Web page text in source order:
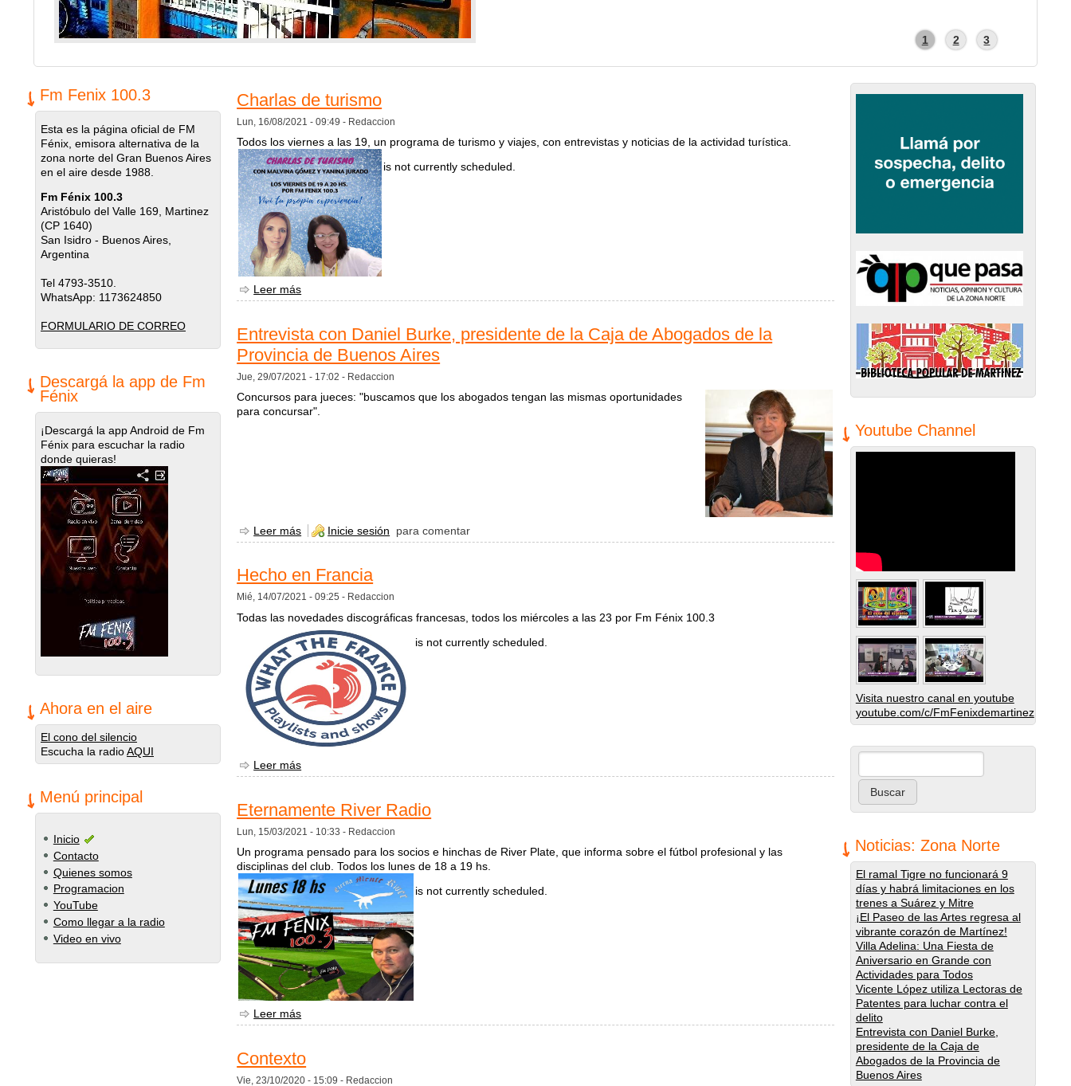
1 2 3
Fm Fenix 100.3
Esta es la página oficial de FM
Fénix, emisora alternativa de la
zona norte del Gran Buenos Aires
en el aire desde 1988.
Fm Fénix 100.3
Aristóbulo del Valle 169, Martinez
(CP 1640)
San Isidro - Buenos Aires,
Argentina
Tel 4793-3510.
WhatsApp: 1173624850
FORMULARIO DE CORREO
Descargá la app de Fm
Fénix
¡Descargá la app Android de Fm
Fénix para escuchar la radio
donde quieras!
Ahora en el aire
El cono del silencio
Escucha la radioAQUI
Menú principal
Inicio
Contacto
Quienes somos
Programacion
YouTube
Como llegar a la radio
Video en vivo
Charlas de turismo
Lun, 16/08/2021 - 09:49 - Redaccion
Todos los viernes a las 19, un programa de turismo y viajes, con entrevistas y noticias de la actividad turística.
is not currently scheduled.
Leer más
Entrevista con Daniel Burke, presidente de la Caja de Abogados de la
Provincia de Buenos Aires
Jue, 29/07/2021 - 17:02 - Redaccion
Concursos para jueces: "buscamos que los abogados tengan las mismas oportunidades
para concursar".
Leer más sobre Entrevista con Daniel Burke, presidente de la Caja de Abogados de la Provincia de Buenos Aires
Inicie sesión para comentar
Hecho en Francia
Mié, 14/07/2021 - 09:25 - Redaccion
Todas las novedades discográficas francesas, todos los miércoles a las 23 por Fm Fénix 100.3
is not currently scheduled.
Leer más
Eternamente River Radio
Lun, 15/03/2021 - 10:33 - Redaccion
Un programa pensado para los socios e hinchas de River Plate, que informa sobre el fútbol profesional y las
disciplinas del club. Todos los lunes de 18 a 19 hs.
is not currently scheduled.
Leer más
Contexto
Vie, 23/10/2020 - 15:09 - Redaccion
Youtube Channel
Visita nuestro canal en youtube
youtube.com/c/FmFenixdemartinez
Noticias: Zona Norte
El ramal Tigre no funcionará 9
días y habrá limitaciones en los
trenes a Suárez y Mitre
¡El Paseo de las Artes regresa al
vibrante corazón de Martínez!
Villa Adelina: Una Fiesta de
Aniversario en Grande con
Actividades para Todos
Vicente López utiliza Lectoras de
Patentes para luchar contra el
delito
Entrevista con Daniel Burke,
presidente de la Caja de
Abogados de la Provincia de
Buenos Aires